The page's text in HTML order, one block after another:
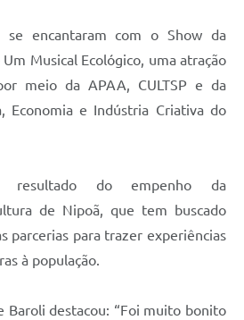
se encantaram com o Show da
Musical Ecológico, uma atração
meio da APAA, CULTSP e da
Economia e Indústria Criativa do
resultado do empenho da
de Nipoã, que tem buscado
parcerias para trazer experiências
à população.
Baroli destacou: “Foi muito bonito